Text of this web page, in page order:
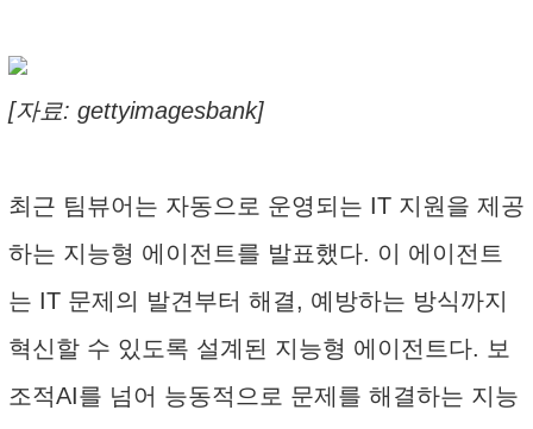
[자료: gettyimagesbank]
최근 팀뷰어는 자동으로 운영되는 IT 지원을 제공
하는 지능형 에이전트를 발표했다. 이 에이전트
는 IT 문제의 발견부터 해결, 예방하는 방식까지
혁신할 수 있도록 설계된 지능형 에이전트다. 보
조적AI를 넘어 능동적으로 문제를 해결하는 지능